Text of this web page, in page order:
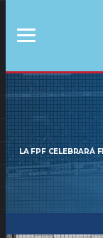
LA FPF CELEBRARÁ